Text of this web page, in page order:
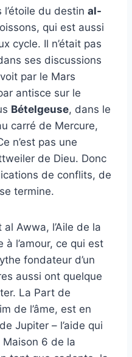
du destin al-
qui est aussi
cycle. Il n’était pas
ses discussions
par le Mars
antisce sur le
Bételgeuse, dans le
carré de Mercure,
n’est pas une
de Dieu. Donc
de conflits, de
termine.
Awwa, l’Aile de la
l’amour, ce qui est
fondateur d’un
aussi ont quelque
La Part de
de l’âme, est en
Jupiter – l’aide qui
Maison 6 de la